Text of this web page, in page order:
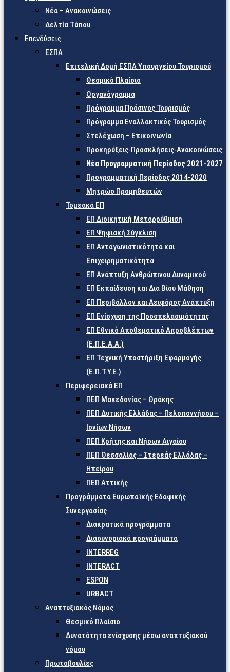
Νέα – Ανακοινώσεις
Δελτία Τύπου
Επενδύσεις
ΕΣΠΑ
Επιτελική Δομή ΕΣΠΑ Υπουργείου Τουρισμού
Θεσμικό Πλαίσιο
Οργανόγραμμα
Πρόγραμμα Πράσινος Τουρισμός
Πρόγραμμα Εναλλακτικός Τουρισμός
Στελέχωση – Επικοινωνία
Προκηρύξεις-Προσκλήσεις-Ανακοινώσεις
Νέα Προγραμματική Περίοδος 2021-2027
Προγραμματική Περίοδος 2014-2020
Μητρώο Προμηθευτών
Τομεακά ΕΠ
ΕΠ Διοικητική Μεταρρύθμιση
ΕΠ Ψηφιακή Σύγκλιση
ΕΠ Ανταγωνιστικότητα και
Επιχειρηματικότητα
ΕΠ Ανάπτυξη Ανθρώπινου Δυναμικού
ΕΠ Εκπαίδευση και Δια Βίου Μάθηση
ΕΠ Περιβάλλον και Αειφόρος Ανάπτυξη
ΕΠ Ενίσχυση της Προσπελασιμότητας
ΕΠ Εθνικό Αποθεματικό Απροβλέπτων
(Ε.Π.Ε.Α.Α.)
ΕΠ Τεχνική Υποστήριξη Εφαρμογής
(Ε.Π.Τ.Υ.Ε.)
Περιφερειακά ΕΠ
ΠΕΠ Μακεδονίας – Θράκης
ΠΕΠ Δυτικής Ελλάδας – Πελοποννήσου –
Ιονίων Νήσων
ΠΕΠ Κρήτης και Νήσων Αιγαίου
ΠΕΠ Θεσσαλίας – Στερεάς Ελλάδας –
Ηπείρου
ΠΕΠ Αττικής
Προγράμματα Ευρωπαϊκής Εδαφικής
Συνεργασίας
Διακρατικά προγράμματα
Διασυνοριακά προγράμματα
INTERREG
INTERACT
ESPON
URBACT
Αναπτυξιακός Νόμος
Θεσμικό Πλαίσιο
Δυνατότητα ενίσχυσης μέσω αναπτυξιακού
νόμου
Πρωτοβουλίες